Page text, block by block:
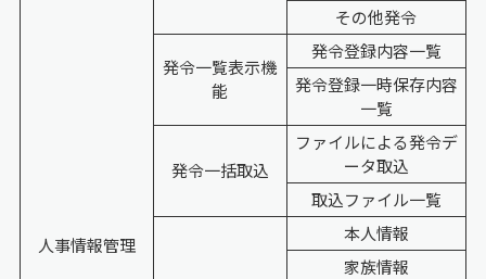
人事情報管理
その他発令
発令一覧表示機
能
発令登録内容一覧
発令登録一時保存内容
一覧
発令一括取込
ファイルによる発令デ
ータ取込
取込ファイル一覧
本人情報
家族情報